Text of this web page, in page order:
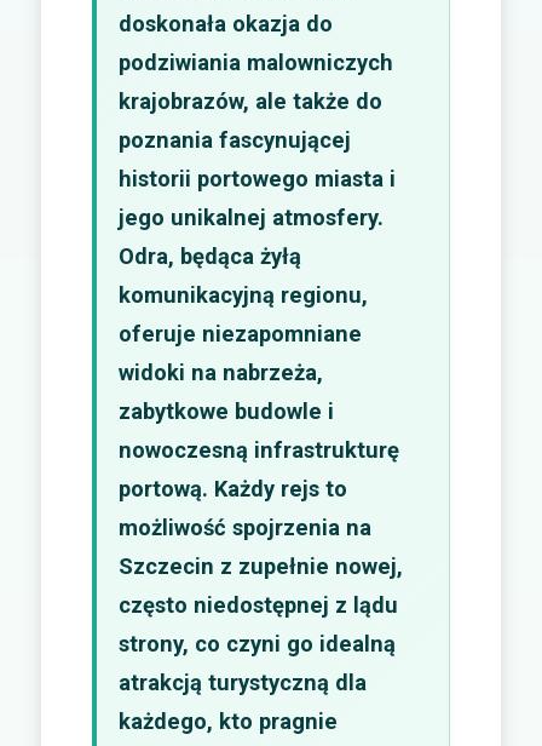
doskonała okazja do
podziwiania malowniczych
krajobrazów, ale także do
poznania fascynującej
historii portowego miasta i
jego unikalnej atmosfery.
Odra, będąca żyłą
komunikacyjną regionu,
oferuje niezapomniane
widoki na nabrzeża,
zabytkowe budowle i
nowoczesną infrastrukturę
portową. Każdy rejs to
możliwość spojrzenia na
Szczecin z zupełnie nowej,
często niedostępnej z lądu
strony, co czyni go idealną
atrakcją turystyczną dla
każdego, kto pragnie